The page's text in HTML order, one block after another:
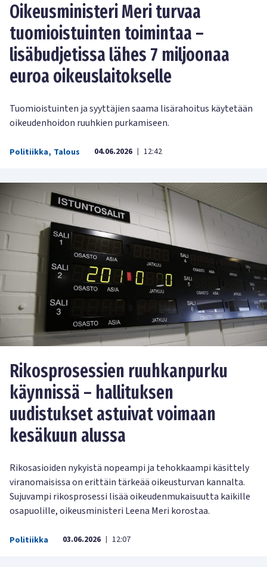
Oikeusministeri Meri turvaa
tuomioistuinten toimintaa –
lisäbudjetissa lähes 7 miljoonaa
euroa oikeuslaitokselle
Tuomioistuinten ja syyttäjien saama lisärahoitus käytetään
oikeudenhoidon ruuhkien purkamiseen.
Politiikka, Talous 04.06.2026 | 12:42
Rikosprosessien ruuhkanpurku
käynnissä – hallituksen
uudistukset astuivat voimaan
kesäkuun alussa
Rikosasioiden nykyistä nopeampi ja tehokkaampi käsittely
viranomaisissa on erittäin tärkeää oikeusturvan kannalta.
Sujuvampi rikosprosessi lisää oikeudenmukaisuutta kaikille
osapuolille, oikeusministeri Leena Meri korostaa.
Politiikka 03.06.2026 | 12:07